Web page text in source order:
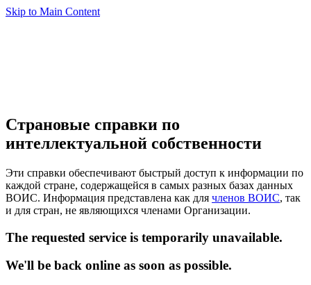
Skip to Main Content
Страновые справки по
интеллектуальной собственности
Эти справки обеспечивают быстрый доступ к информации по
каждой стране, содержащейся в самых разных базах данных
ВОИС. Информация представлена как для членов ВОИС, так
и для стран, не являющихся членами Организации.
The requested service is temporarily unavailable.
We'll be back online as soon as possible.